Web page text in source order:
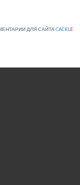
ДЛЯ САЙТАCACKLE